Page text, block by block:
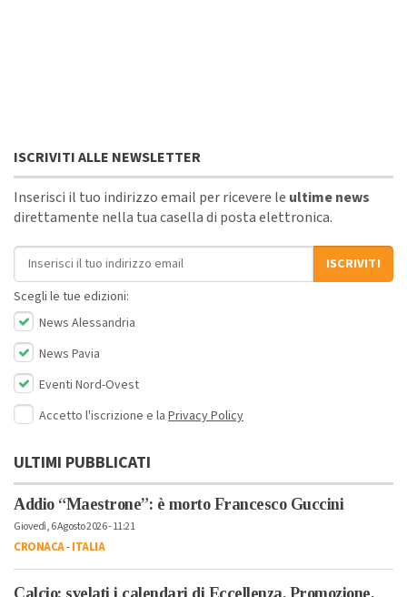
ISCRIVITI ALLE NEWSLETTER
Inserisci il tuo indirizzo email per ricevere le ultime news
direttamente nella tua casella di posta elettronica.
Indirizzo email
ISCRIVITI
Scegli le tue edizioni:
News Alessandria
News Pavia
Eventi Nord-Ovest
Accetto l'iscrizione e la Privacy Policy
ULTIMI PUBBLICATI
Addio “Maestrone”: è morto Francesco Guccini
Giovedì, 6 Agosto 2026 - 11:21
CRONACA-ITALIA
Calcio: svelati i calendari di Eccellenza, Promozione,